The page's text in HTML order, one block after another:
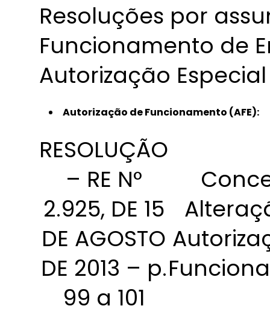
Resoluções por
Funcionamento de
Autorização
Autorização de Funcionamento (AFE):
RESOLUÇÃO
– RE N°
2.925, DE 15
DE AGOSTO
DE 2013 – p.
99 a 101